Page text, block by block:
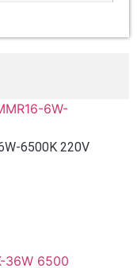
6500K 220V